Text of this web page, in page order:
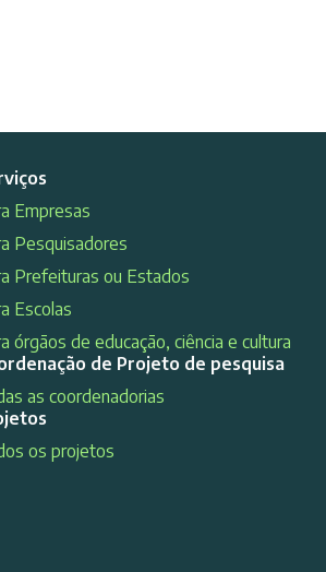
Empresas
Pesquisadores
Prefeituras ou Estados
Escolas
órgãos de educação, ciência e cultura
de Projeto de pesquisa
as coordenadorias
os projetos